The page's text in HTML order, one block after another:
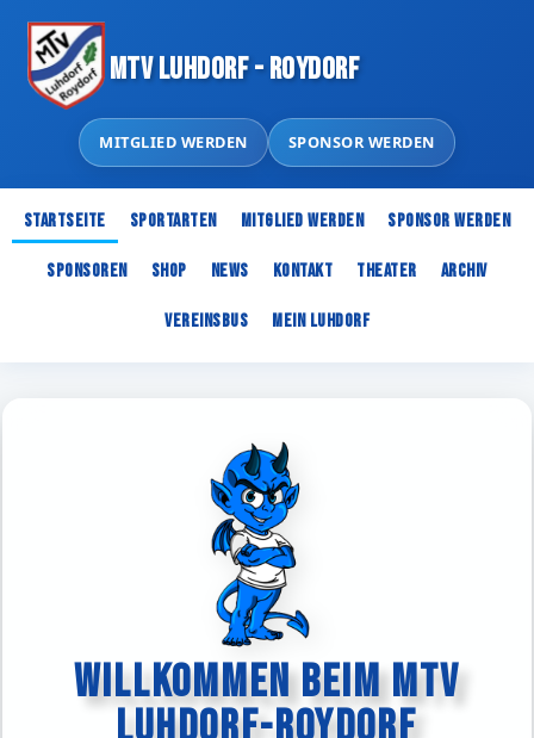
MTV Luhdorf - Roydorf
MITGLIED WERDEN SPONSOR WERDEN
Startseite Sportarten Mitglied werden Sponsor werden
Sponsoren Shop News Kontakt Theater Archiv
Vereinsbus Mein Luhdorf
WILLKOMMEN BEIM MTV